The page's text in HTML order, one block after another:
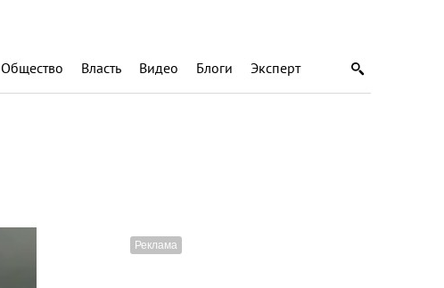
Общество Власть Видео Блоги Эксперт